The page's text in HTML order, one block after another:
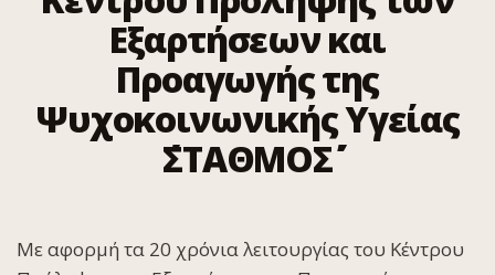
Εξαρτήσεων και
Προαγωγής της
Ψυχοκοινωνικής Υγείας
΄΄ΣΤΑΘΜΟΣ΄΄
Με αφορμή τα 20 χρόνια λειτουργίας του Κέντρου